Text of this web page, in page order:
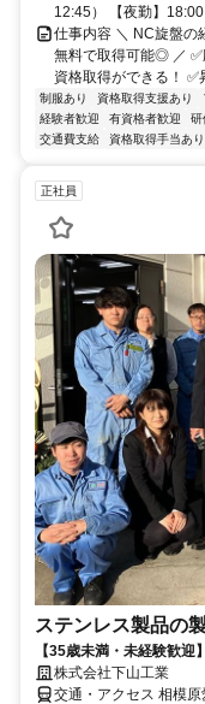
12:45） 【夜勤】
仕事内容 ＼ NC旋盤の
無料で取得可能◎ ／
資格取得ができる！
制服あり 資格取得支援あり
経験者歓迎
有資格者歓迎 研
交通費支給
資格取得手当あり
正社員
ステンレス製品の
【35歳未満・未経験歓
株式会社下山工業
交通・アクセス 相模